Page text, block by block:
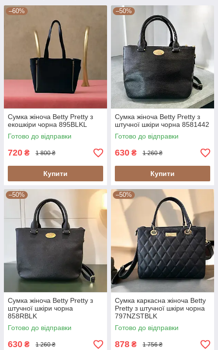
–60%
Сумка жіноча Betty Pretty з
екошкіри чорна 895BLKL
Готово до відправки
720 ₴ 1 800 ₴
Купити
–50%
Сумка жіноча Betty Pretty з
штучної шкіри чорна 8581442
Готово до відправки
630 ₴ 1 260 ₴
Купити
–50%
Сумка жіноча Betty Pretty з
штучної шкіри чорна
858RBLK
Готово до відправки
630 ₴ 1 260 ₴
–50%
Сумка каркасна жіноча Betty
Pretty з штучної шкіри чорна
797NZSTBLK
Готово до відправки
878 ₴ 1 756 ₴